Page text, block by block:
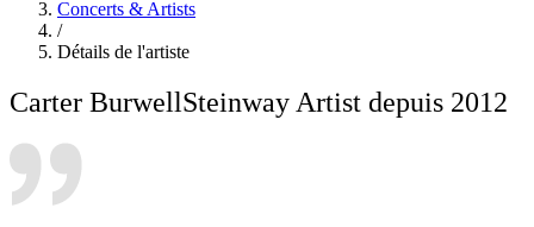
Concerts & Artists
/
Détails de l'artiste
Carter BurwellSteinway Artist depuis 2012